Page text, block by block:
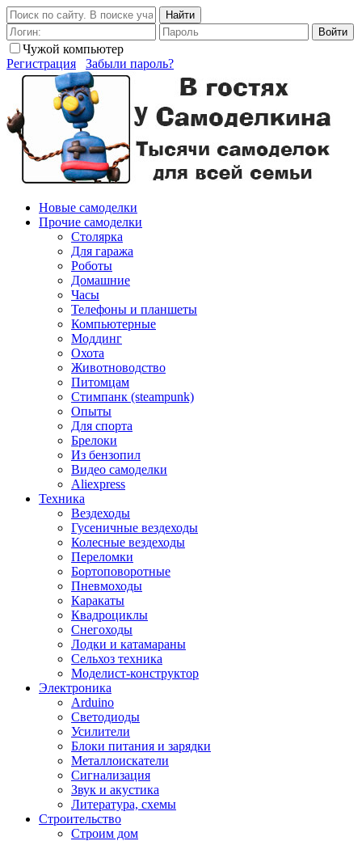
Найти
Войти
Чужой компьютер
Регистрация
Забыли пароль?
Новые самоделки
Прочие самоделки
Столярка
Для гаража
Роботы
Домашние
Часы
Телефоны и планшеты
Компьютерные
Моддинг
Охота
Животноводство
Питомцам
Стимпанк (steampunk)
Опыты
Для спорта
Брелоки
Из бензопил
Видео самоделки
Aliexpress
Техника
Вездеходы
Гусеничные вездеходы
Колесные вездеходы
Переломки
Бортоповоротные
Пневмоходы
Каракаты
Квадроциклы
Снегоходы
Лодки и катамараны
Сельхоз техника
Моделист-конструктор
Электроника
Arduino
Светодиоды
Усилители
Блоки питания и зарядки
Металлоискатели
Сигнализация
Звук и акустика
Литература, схемы
Строительство
Строим дом